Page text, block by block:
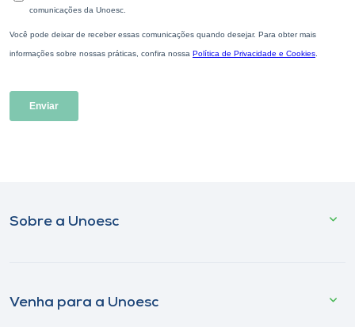
Sobre a Unoesc
Venha para a Unoesc